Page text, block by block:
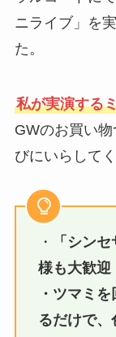
ニライブ」を
た。
私が実演する
GWのお買い
びにいらして
・
「シン
様も大歓迎
・ツマミ
るだけで